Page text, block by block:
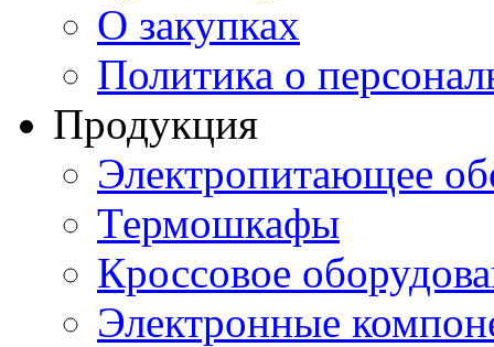
О закупках
Политика о
Продукция
Электропитающее
Термошкафы
Кроссовое
Электронные